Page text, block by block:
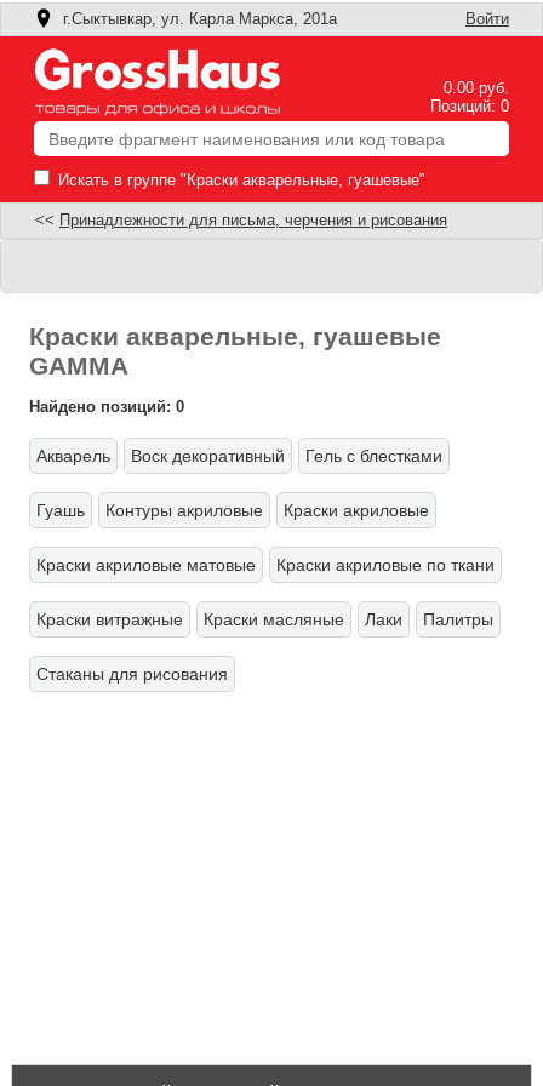
г.Сыктывкар, ул. Карла Маркса, 201а Войти
0.00 руб.
Позиций: 0
Искать в группе "Краски акварельные, гуашевые"
<< Принадлежности для письма, черчения и рисования
Краски акварельные, гуашевые
GAMMA
Найдено позиций: 0
Акварель Воск декоративный Гель с блестками
Гуашь Контуры акриловые Краски акриловые
Краски акриловые матовые Краски акриловые по ткани
Краски витражные Краски масляные Лаки Палитры
Стаканы для рисования